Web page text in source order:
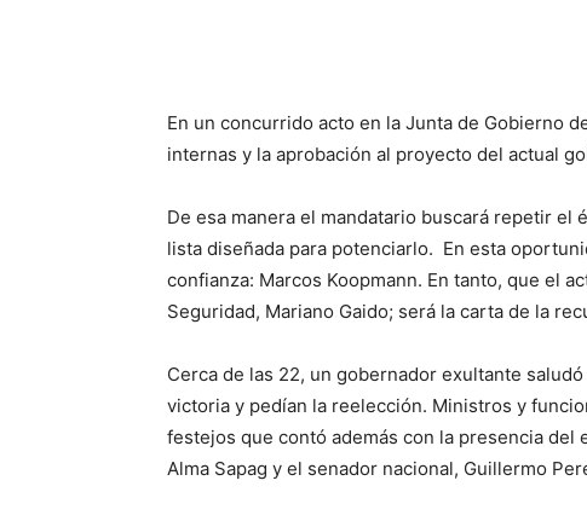
En un concurrido acto en la Junta de Gobierno
internas y la aprobación al proyecto del actual
De esa manera el mandatario buscará repetir el
lista diseñada para potenciarlo. En esta
confianza: Marcos Koopmann. En tanto, que el
Seguridad, Mariano Gaido; será la carta de la
Cerca de las 22, un gobernador exultante
victoria y pedían la reelección. Ministros y
festejos que contó además con la presencia del
Alma Sapag y el senador nacional, Guillermo